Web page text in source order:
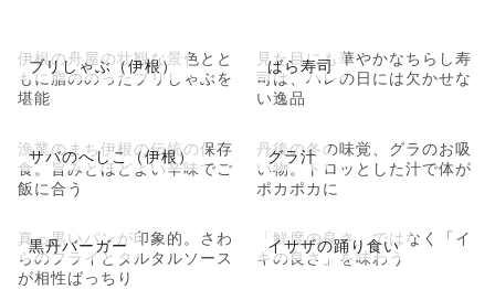
ブリしゃぶ（伊根）
伊根の舟屋の壮観な景色とと
もに脂ののったブリしゃぶを
堪能
ばら寿司
見た目にも華やかなちらし寿
司は、ハレの日には欠かせな
い逸品
サバのへしこ（伊根）
漁業のまち伊根の伝統の保存
食。旨みとほどよい辛味でご
飯に合う
グラ汁
丹後の冬の味覚、グラのお吸
い物。トロッとした汁で体が
ポカポカに
黒丹バーガー
真っ黒いパンが印象的。さわ
らのフライとタルタルソース
が相性ばっちり
イサザの踊り食い
「鮮度の良さ」ではなく「イ
キの良さ」を味わう